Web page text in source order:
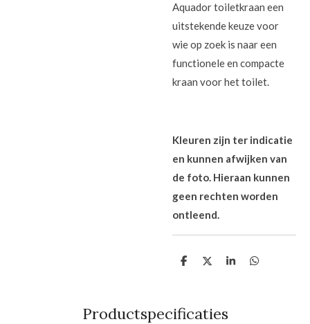
Aquador toiletkraan een
uitstekende keuze voor
wie op zoek is naar een
functionele en compacte
kraan voor het toilet.
Kleuren zijn ter indicatie
en kunnen afwijken van
de foto. Hieraan kunnen
geen rechten worden
ontleend.
D
n
D
S
D
Productspecificaties